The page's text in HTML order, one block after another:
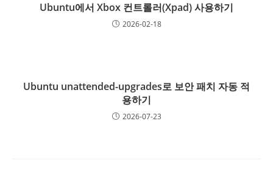
Ubuntu에서 Xbox 컨트롤러(Xpad) 사용하기
2026-02-18
Ubuntu unattended-upgrades로 보안 패치 자동 적
용하기
2026-07-23